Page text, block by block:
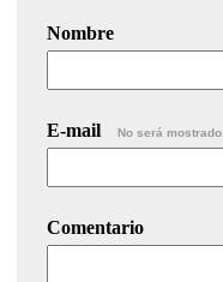
Nombre
E-mail No será mostrado.
Comentario